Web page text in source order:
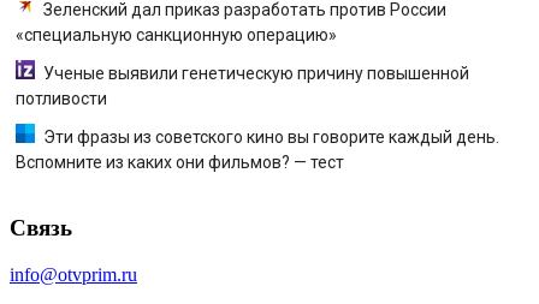
Зеленский дал приказ разработать против России
«специальную санкционную операцию»
Ученые выявили генетическую причину повышенной
потливости
Эти фразы из советского кино вы говорите каждый день.
Вспомните из каких они фильмов? — тест
Связь
info@otvprim.ru